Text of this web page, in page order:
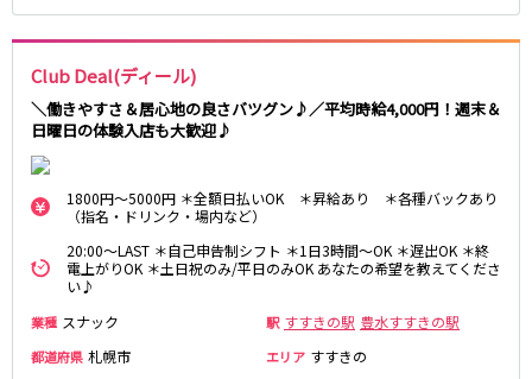
Club Deal(ディール)
＼働きやすさ＆居心地の良さバツグン♪／平均時給4,000円！週末＆
日曜日の体験入店も大歓迎♪
1800円～5000円 ＊全額日払いOK ＊昇給あり ＊各種バックあり
（指名・ドリンク・場内など）
20:00～LAST ＊自己申告制シフト ＊1日3時間～OK ＊遅出OK ＊終
電上がりOK ＊土日祝のみ/平日のみOK あなたの希望を教えてくださ
い♪
業種 スナック 駅 すすきの駅 豊水すすきの駅
都道府県 札幌市 エリア すすきの